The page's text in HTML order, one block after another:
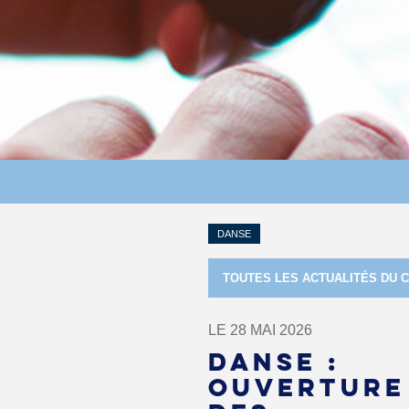
DANSE
TOUTES LES ACTUALITÉS DU
LE 28 MAI 2026
DANSE :
OUVERTURE